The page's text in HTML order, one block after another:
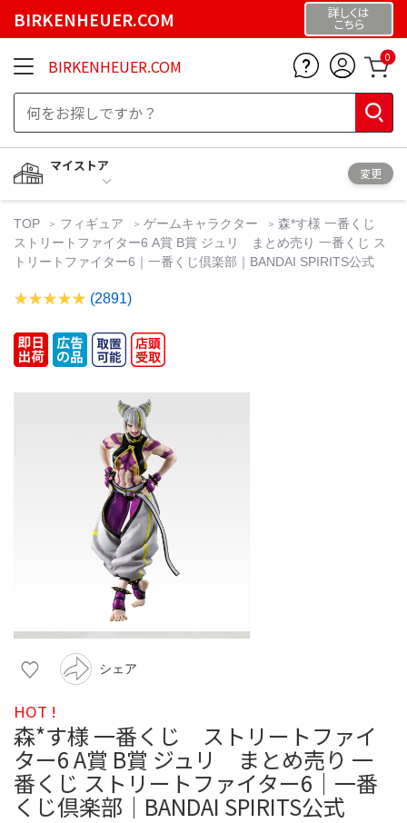
BIRKENHEUER.COM 詳しくは
こちら
BIRKENHEUER.COM 0
マイストア
変更
TOP フィギュア ゲームキャラクター
森*す様 一番くじ
ストリートファイター6 A賞 B賞 ジュリ まとめ売り 一番くじ ス
トリートファイター6｜一番くじ倶楽部｜BANDAI SPIRITS公式
(2891)
シェア
HOT !
森*す様 一番くじ ストリートファイ
ター6 A賞 B賞 ジュリ まとめ売り 一
番くじ ストリートファイター6｜一番
くじ倶楽部｜BANDAI SPIRITS公式